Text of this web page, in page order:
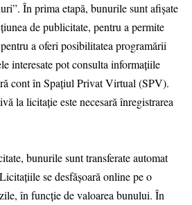
În prima etapă, bunurile sunt afișate
de publicitate, pentru a permite
a oferi posibilitatea programării
interesate pot consulta informațiile
cont în Spațiul Privat Virtual (SPV).
la licitație este necesară înregistrarea
bunurile sunt transferate automat
se desfășoară online pe o
în funcție de valoarea bunului. În